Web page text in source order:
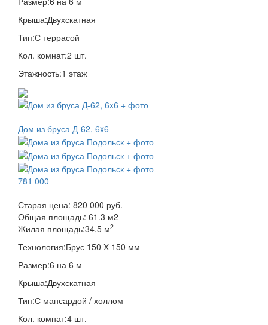
Крыша:Двухскатная
Тип:С террасой
Кол. комнат:2 шт.
Этажность:1 этаж
Дом из бруса Д-62, 6x6
781 000
Старая цена: 820 000 руб.
Общая площадь: 61.3 м2
Жилая площадь:34,5 м2
Технология:Брус 150 Х 150 мм
Размер:6 на 6 м
Крыша:Двухскатная
Тип:С мансардой / холлом
Кол. комнат:4 шт.